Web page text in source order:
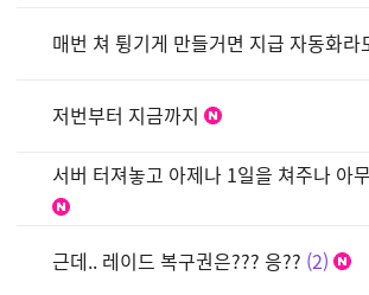
매번 쳐 튕기게 만들거면 지급 자동화라
저번부터 지금까지
서버 터져놓고 아제나 1일을 쳐주나 아
근데.. 레이드 복구권은??? 응?? 2